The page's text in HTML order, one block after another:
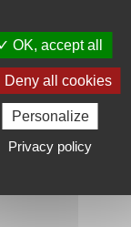
ère modification du
la commune du
de contrôle
du Bureau de
– Carte Électorale
OK, accept all
Deny all cookies
Personalize
Privacy policy